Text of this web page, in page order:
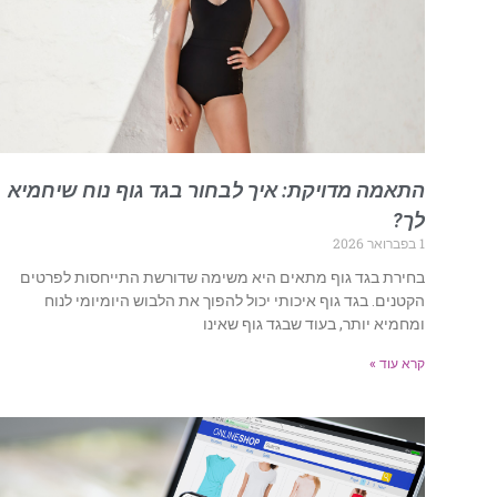
התאמה מדויקת: איך לבחור בגד גוף נוח שיחמיא
לך?
1 בפברואר 2026
בחירת בגד גוף מתאים היא משימה שדורשת התייחסות לפרטים
הקטנים. בגד גוף איכותי יכול להפוך את הלבוש היומיומי לנוח
ומחמיא יותר, בעוד שבגד גוף שאינו
קרא עוד »